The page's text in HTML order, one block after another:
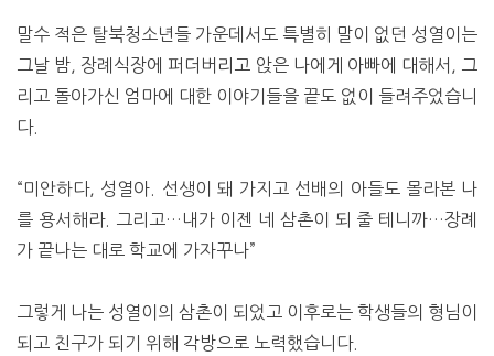
말수 적은 탈북청소년들 가운데서도 특별히 말이 없던 성열이는
그날 밤, 장례식장에 퍼더버리고 앉은 나에게 아빠에 대해서, 그
리고 돌아가신 엄마에 대한 이야기들을 끝도 없이 들려주었습니
다.
“미안하다, 성열아. 선생이 돼 가지고 선배의 아들도 몰라본 나
를 용서해라. 그리고…내가 이젠 네 삼촌이 되 줄 테니까…장례
가 끝나는 대로 학교에 가자꾸나”
그렇게 나는 성열이의 삼촌이 되었고 이후로는 학생들의 형님이
되고 친구가 되기 위해 각방으로 노력했습니다.